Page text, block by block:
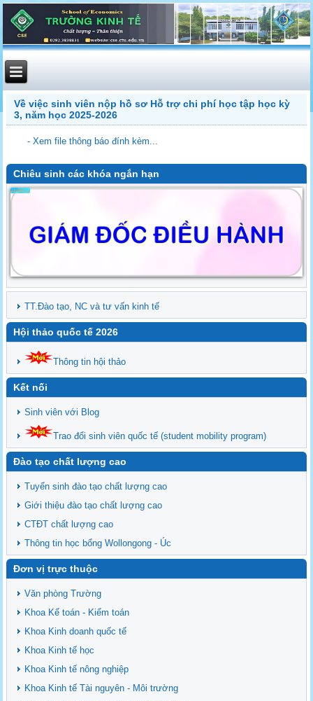
Về việc sinh viên nộp hồ sơ Hỗ trợ chi phí học tập học kỳ
3, năm học 2025-2026
- Xem file thông báo đính kèm...
Chiêu sinh các khóa ngắn hạn
TT.Đào tạo, NC và tư vấn kinh tế
Hội thảo quốc tế 2026
Thông tin hội thảo
Kết nối
Sinh viên với Blog
Trao đổi sinh viên quốc tế (student mobility program)
Đào tạo chất lượng cao
Tuyển sinh đào tạo chất lượng cao
Giới thiệu đào tạo chất lượng cao
CTĐT chất lượng cao
Thông tin học bổng Wollongong - Úc
Đơn vị trực thuộc
Văn phòng Trường
Khoa Kế toán - Kiểm toán
Khoa Kinh doanh quốc tế
Khoa Kinh tế học
Khoa Kinh tế nông nghiệp
Khoa Kinh tế Tài nguyên - Môi trường